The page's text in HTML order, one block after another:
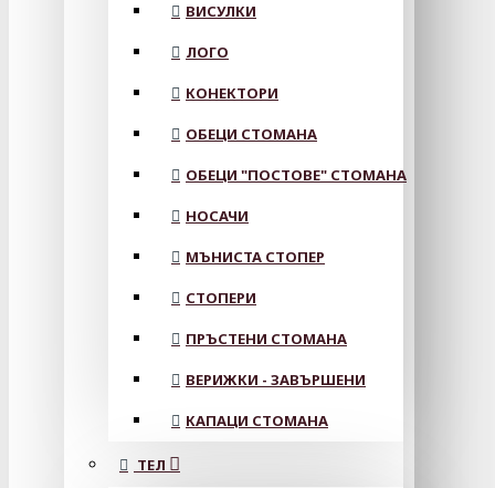
ВИСУЛКИ
ЛОГО
КОНЕКТОРИ
ОБЕЦИ СТОМАНА
ОБЕЦИ "ПОСТОВЕ" СТОМАНА
НОСАЧИ
МЪНИСТА СТОПЕР
СТОПЕРИ
ПРЪСТЕНИ СТОМАНА
ВЕРИЖКИ - ЗАВЪРШЕНИ
КАПАЦИ СТОМАНА
ТЕЛ